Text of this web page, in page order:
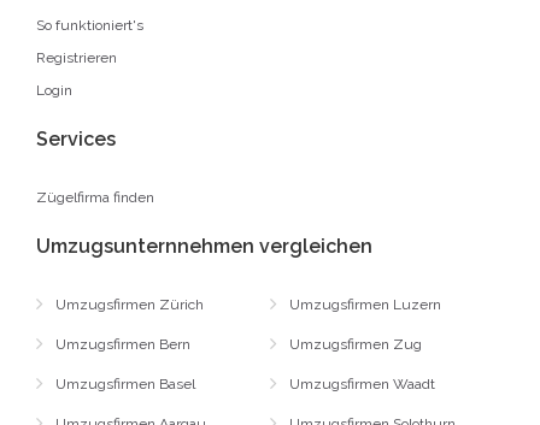
So funktioniert's
Registrieren
Login
Services
Zügelfirma finden
Umzugsunternnehmen vergleichen
Umzugsfirmen Zürich
Umzugsfirmen Bern
Umzugsfirmen Basel
Umzugsfirmen Luzern
Umzugsfirmen Zug
Umzugsfirmen Waadt